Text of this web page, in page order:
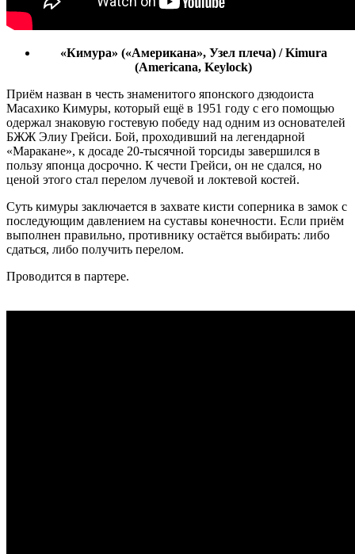
«Кимура» («Американа», Узел плеча) / Kimura
(Americana, Keylock)
Приём назван в честь знаменитого японского дзюдоиста
Масахико Кимуры, который ещё в 1951 году с его помощью
одержал знаковую гостевую победу над одним из основателей
БЖЖ Элиу Грейси. Бой, проходивший на легендарной
«Маракане», к досаде 20-тысячной торсиды завершился в
пользу японца досрочно. К чести Грейси, он не сдался, но
ценой этого стал перелом лучевой и локтевой костей.
Суть кимуры заключается в захвате кисти соперника в замок с
последующим давлением на суставы конечности. Если приём
выполнен правильно, противнику остаётся выбирать: либо
сдаться, либо получить перелом.
Проводится в партере.